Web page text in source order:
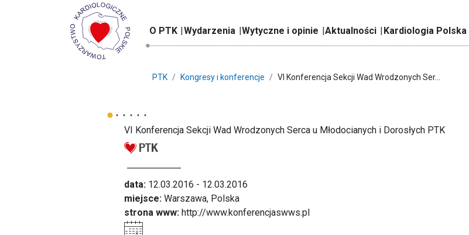
O PTK Wydarzenia Wytyczne i opinie Aktualności Kardiologia Polska
PTK Kongresy i konferencje VI Konferencja Sekcji Wad Wrodzonych Ser...
VI Konferencja Sekcji Wad Wrodzonych Serca u Młodocianych i Dorosłych PTK
data: 12.03.2016 - 12.03.2016
miejsce: Warszawa, Polska
strona www: http://www.konferencjaswws.pl